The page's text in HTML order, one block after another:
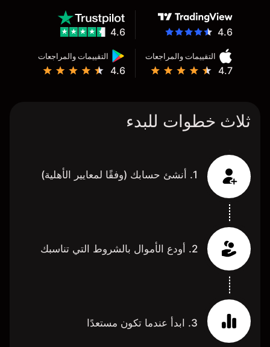
4.6
التقييمات والمراجعات
4.7
التقييمات والمراجعات
4.6
4.6
ثلاث خطوات للبدء
1. أنشئ حسابك (وفقًا لمعايير الأهلية)
2. أودع الأموال بالشروط التي تناسبك
3. ابدأ عندما تكون مستعدًا